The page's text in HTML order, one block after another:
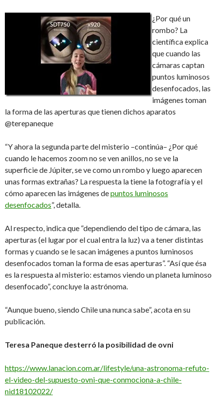
¿Por qué un
rombo? La
científica explica
que cuando las
cámaras captan
puntos luminosos
desenfocados, las
imágenes toman
la forma de las aperturas que tienen dichos aparatos
@terepaneque
“Y ahora la segunda parte del misterio –continúa– ¿Por qué
cuando le hacemos zoom no se ven anillos, no se ve la
superficie de Júpiter, se ve como un rombo y luego aparecen
unas formas extrañas? La respuesta la tiene la fotografía y el
cómo aparecen las imágenes depuntos luminosos
desenfocados”, detalla.
Al respecto, indica que “dependiendo del tipo de cámara, las
aperturas (el lugar por el cual entra la luz) va a tener distintas
formas y cuando se le sacan imágenes a puntos luminosos
desenfocados toman la forma de esas aperturas”. “Así que ésa
es la respuesta al misterio: estamos viendo un planeta luminoso
desenfocado”, concluye la astrónoma.
“Aunque bueno, siendo Chile una nunca sabe”, acota en su
publicación.
Teresa Paneque desterró la posibilidad de ovni
https://www.lanacion.com.ar/lifestyle/una-astronoma-refuto-
el-video-del-supuesto-ovni-que-conmociona-a-chile-
nid18102022/